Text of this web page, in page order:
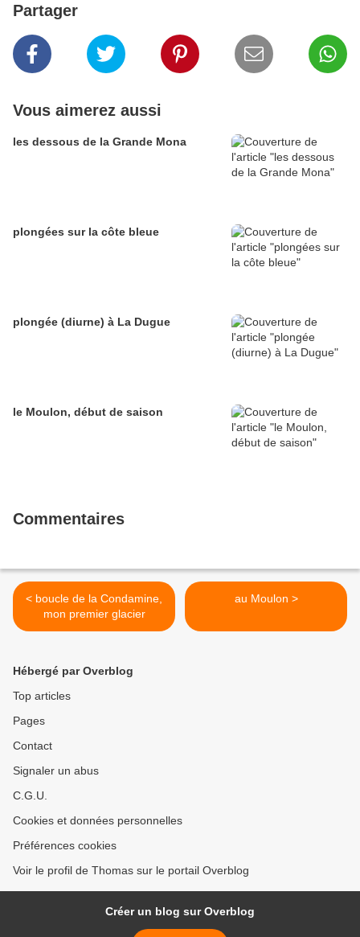
Partager
Vous aimerez aussi
les dessous de la Grande Mona
plongées sur la côte bleue
plongée (diurne) à La Dugue
le Moulon, début de saison
Commentaires
< boucle de la Condamine,
mon premier glacier
au Moulon >
Hébergé par Overblog
Top articles
Pages
Contact
Signaler un abus
C.G.U.
Cookies et données personnelles
Préférences cookies
Voir le profil de Thomas sur le portail Overblog
Créer un blog sur Overblog